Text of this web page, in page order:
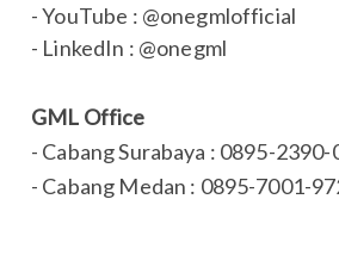
- YouTube : @onegmlofficial
- LinkedIn : @onegml
GML Office
- Cabang Surabaya : 0895-
- Cabang Medan : 0895-7001-